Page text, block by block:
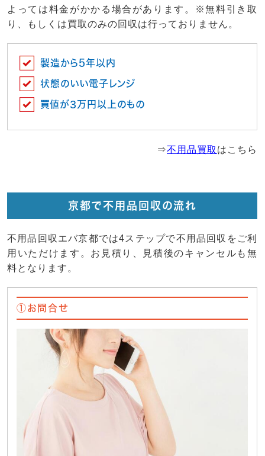
よっては料金がかかる場合があります。※無料引き取
り、もしくは買取のみの回収は行っておりません。
製造から5年以内
状態のいい電子レンジ
買値が3万円以上のもの
⇒不用品買取 はこちら
京都で不用品回収の流れ
不用品回収エバ京都では4ステップで不用品回収をご利
用いただけます。お見積り、見積後のキャンセルも無
料となります。
①お問合せ